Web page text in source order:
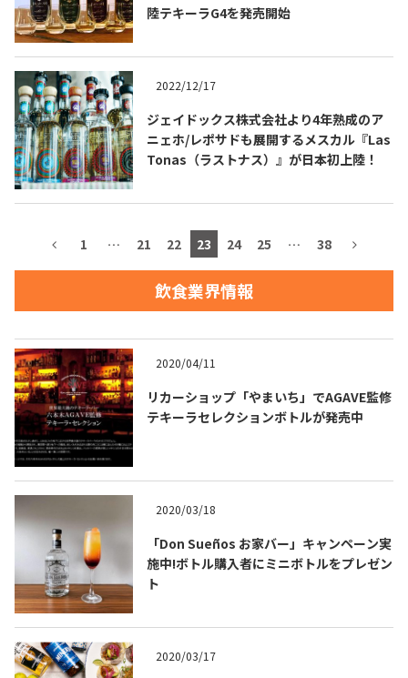
About テキーラとは
テキーラの飲み方
メキシコ料理 メキシコ旅行
メキシコの記念日
＆レストラン
陸テキーラG4を発売開始
2022/12/17
ジェイドックス株式会社より4年熟成のア
ニェホ/レポサドも展開するメスカル『Las
Tonas（ラストナス）』が日本初上陸！
1 … 21 22 23 24 25 … 38
飲食業界情報
2020/04/11
リカーショップ「やまいち」でAGAVE監修
テキーラセレクションボトルが発売中
2020/03/18
「Don Sueños お家バー」キャンペーン実
施中!ボトル購入者にミニボトルをプレゼン
ト
2020/03/17